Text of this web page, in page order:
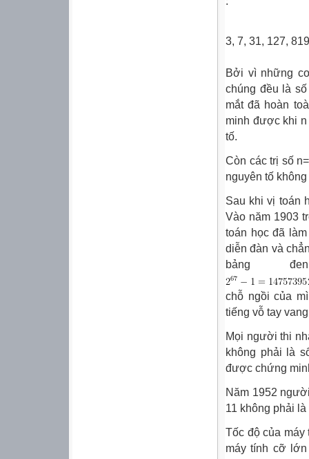
3, 7, 31, 127,
Bởi vì những
chúng đều là
mắt đã hoàn
minh được khi
tố.
Còn các trị số
nguyên tố
Sau khi vị toán
Vào năm 1903
toán học đã
diễn đàn và
bảng
chỗ ngồi của
tiếng vỗ tay
Mọi người thi
không phải là
được chứng
Năm 1952
11 không phải
Tốc độ của máy
máy tính cỡ